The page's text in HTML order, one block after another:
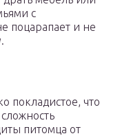
с
поцарапает и не
покладистое, что
питомца от